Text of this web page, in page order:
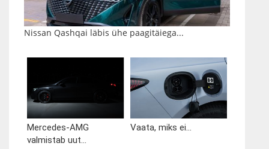
Nissan Qashqai läbis ühe paagitäiega...
Mercedes-AMG
valmistab uut...
Vaata, miks ei...